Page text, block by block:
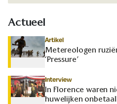
Actueel
Artikel
Metereologen
‘Pressure’
Interview
In Florence waren
huwelijken